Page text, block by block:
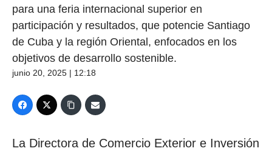
para una feria internacional superior en
participación y resultados, que potencie Santiago
de Cuba y la región Oriental, enfocados en los
objetivos de desarrollo sostenible.
junio 20, 2025 | 12:18
La Directora de Comercio Exterior e Inversión